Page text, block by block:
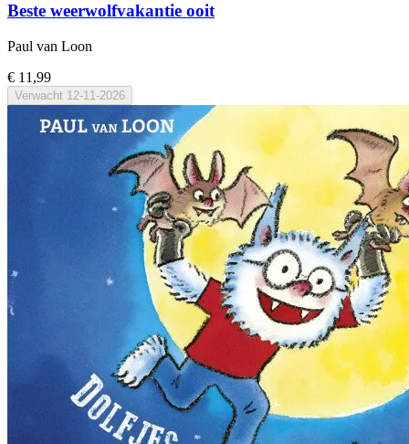
Beste weerwolfvakantie ooit
Paul van Loon
€ 11,99
Verwacht 12-11-2026